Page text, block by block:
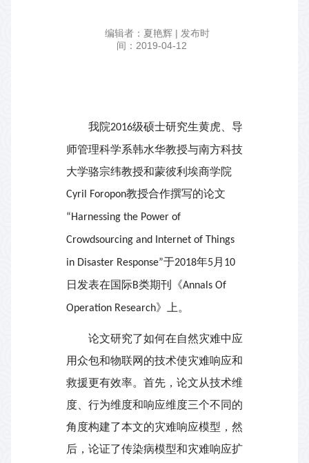
编辑者：夏艳辉 | 发布时
间：2019-04-12
我院2016级硕士研究生黄虎、导
师管理科学系韩水华教授与南方科技
大学骆宗纬教授和蒙彼利埃商学院
Cyril Foropon教授合作撰写的论文
“Harnessing the Power of
Crowdsourcing and Internet of Things
in Disaster Response”于2018年5月 10
日发表在国际B类期刊《Annals Of
Operation Research》上。
论文研究了如何在自然灾难中应
用众包和物联网的技术使灾难响应和
救援更有效率。首先，论文从技术维
度、行为维度和响应维度三个不同的
角度构建了本文的灾难响应模型，然
后，论证了传染病模型和灾难响应扩